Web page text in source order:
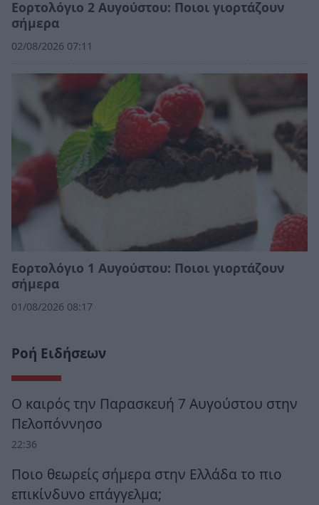
Εορτολόγιο 2 Αυγούστου: Ποιοι γιορτάζουν
σήμερα
02/08/2026 07:11
Εορτολόγιο 1 Αυγούστου: Ποιοι γιορτάζουν
σήμερα
01/08/2026 08:17
Ροή Ειδήσεων
Ο καιρός την Παρασκευή 7 Αυγούστου στην
Πελοπόννησο
22:36
Ποιο θεωρείς σήμερα στην Ελλάδα το πιο
επικίνδυνο επάγγελμα;